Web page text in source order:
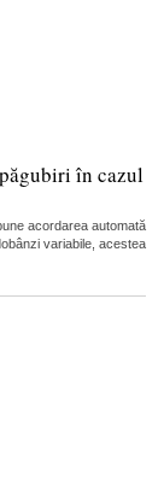
în cazul
acordarea automată
variabile, acestea